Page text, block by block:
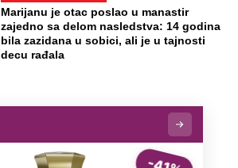
Marijanu je otac poslao u manastir
zajedno sa delom nasledstva: 14 godina
bila zazidana u sobici, ali je u tajnosti
decu rađala